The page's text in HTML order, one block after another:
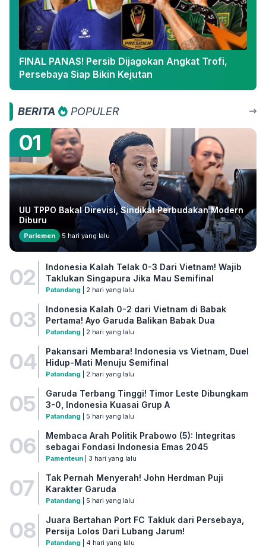
FINAL PANAS! Persib Dijagokan Angkat Trofi,
Persebaya Siap Bikin Kejutan
BERITA POPULER
01
UU TPPO Bakal Direvisi, Sindikat Perbudakan Modern
Diburu
Parlemen 5 hari yang lalu
02
Indonesia Kalah Telak 0-3 Dari Vietnam! Wajib
Taklukan Singapura Jika Mau Semifinal
Patandang | 2 hari yang lalu
03
Indonesia Kalah 0-2 dari Vietnam di Babak
Pertama! Ayo Garuda Balikan Babak Dua
Patandang | 2 hari yang lalu
04
Pakansari Membara! Indonesia vs Vietnam, Duel
Hidup-Mati Menuju Semifinal
Patandang | 2 hari yang lalu
05
Garuda Terbang Tinggi! Timor Leste Dibungkam
3-0, Indonesia Kuasai Grup A
Patandang | 5 hari yang lalu
06
Membaca Arah Politik Prabowo (5): Integritas
sebagai Fondasi Indonesia Emas 2045
Pamenteun| 3 hari yang lalu
07
Tak Pernah Menyerah! John Herdman Puji
Karakter Garuda
Patandang | 5 hari yang lalu
08
Juara Bertahan Port FC Takluk dari Persebaya,
Persija Lolos Dari Lubang Jarum!
Patandang | 4 hari yang lalu